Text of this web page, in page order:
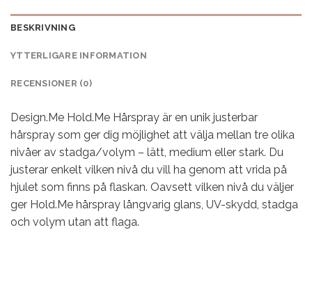
BESKRIVNING
YTTERLIGARE INFORMATION
RECENSIONER (0)
Design.Me Hold.Me Hårspray är en unik justerbar
hårspray som ger dig möjlighet att välja mellan tre olika
nivåer av stadga/volym – lätt, medium eller stark. Du
justerar enkelt vilken nivå du vill ha genom att vrida på
hjulet som finns på flaskan. Oavsett vilken nivå du väljer
ger Hold.Me hårspray långvarig glans, UV-skydd, stadga
och volym utan att flaga.